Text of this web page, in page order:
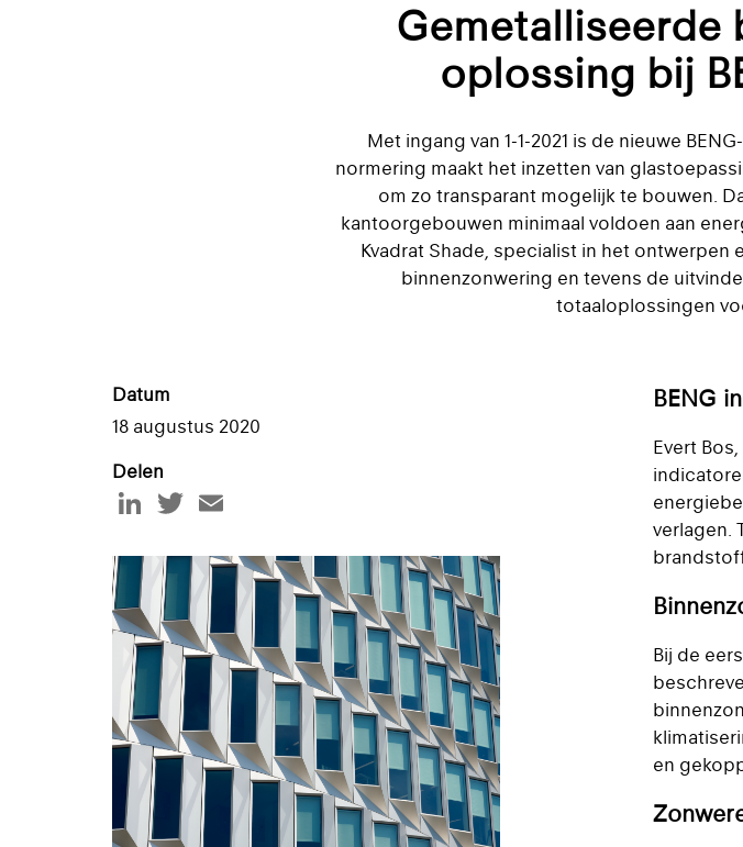
Gemetalliseerde
oplossing bij
Met ingang van 1-1-2021 is de nieuwe
normering maakt het inzetten van
om zo transparant mogelijk te bouwen.
kantoorgebouwen minimaal voldoen aan
Kvadrat Shade, specialist in het
binnenzonwering en tevens de
totaaloplossingen
Datum
18 augustus 2020
Delen
BENG
Evert
verlagen.
Bij de
en